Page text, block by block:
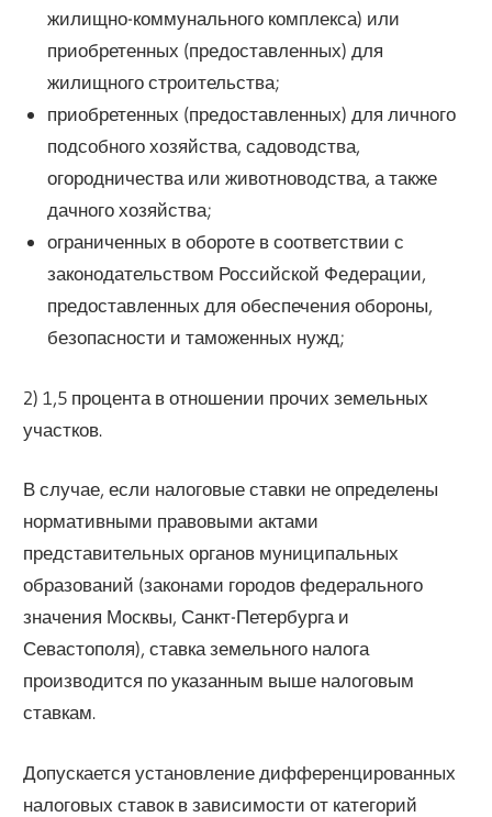
жилищно-коммунального комплекса) или
приобретенных (предоставленных) для
жилищного строительства;
приобретенных (предоставленных) для личного
подсобного хозяйства, садоводства,
огородничества или животноводства, а также
дачного хозяйства;
ограниченных в обороте в соответствии с
законодательством Российской Федерации,
предоставленных для обеспечения обороны,
безопасности и таможенных нужд;
2) 1,5 процента в отношении прочих земельных
участков.
В случае, если налоговые ставки не определены
нормативными правовыми актами
представительных органов муниципальных
образований (законами городов федерального
значения Москвы, Санкт-Петербурга и
Севастополя), ставка земельного налога
производится по указанным выше налоговым
ставкам.
Допускается установление дифференцированных
налоговых ставок в зависимости от категорий